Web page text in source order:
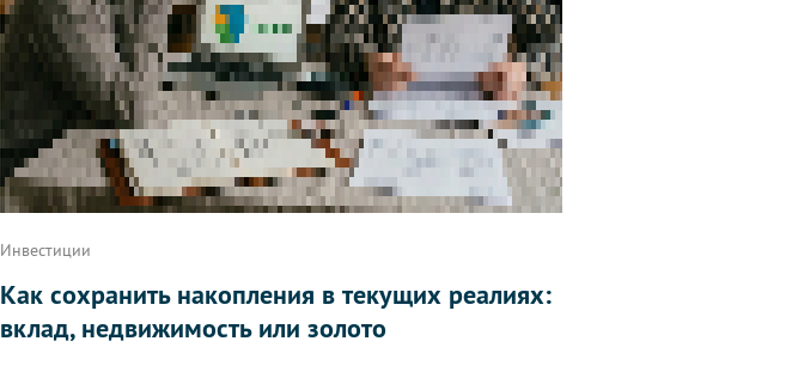
Инвестиции
Как сохранить накопления в текущих реалиях:
вклад, недвижимость или золото